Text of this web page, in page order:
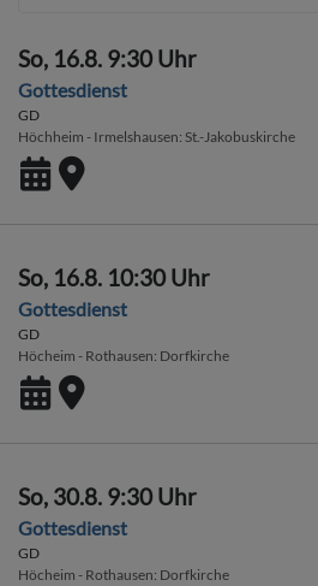
So, 16.8. 9:30 Uhr
Gottesdienst
GD
Höchheim - Irmelshausen St.-Jakobuskirche
So, 16.8. 10:30 Uhr
Gottesdienst
GD
Höcheim - Rothausen Dorfkirche
So, 30.8. 9:30 Uhr
Gottesdienst
GD
Höcheim - Rothausen Dorfkirche